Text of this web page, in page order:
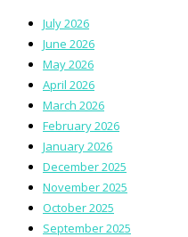
July 2026
June 2026
May 2026
April 2026
March 2026
February 2026
January 2026
December 2025
November 2025
October 2025
September 2025